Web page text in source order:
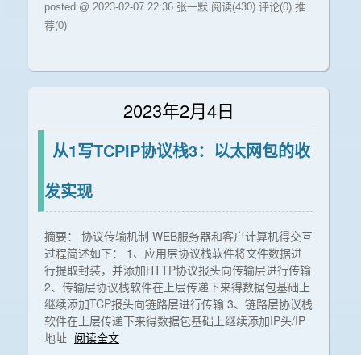
posted @ 2023-02-07 22:36 张一默 阅读(430) 评论(0) 推
荐(0)
2023年2月4日
从1写TCPIP协议栈3：以太网包的收
发实现
摘要： 协议传输机制 WEB服务器和客户计算机得交互
过程简述如下： 1、应用层协议栈软件将文件数据进
行提取封装，并添加HTTP协议报头向传输层进行传输
2、传输层协议栈软件在上层传递下来得数据包基础上
继续添加TCP报头向链路层进行传输 3、链路层协议栈
软件在上层传递下来得数据包基础上继续添加IP头/IP
地址 阅读全文